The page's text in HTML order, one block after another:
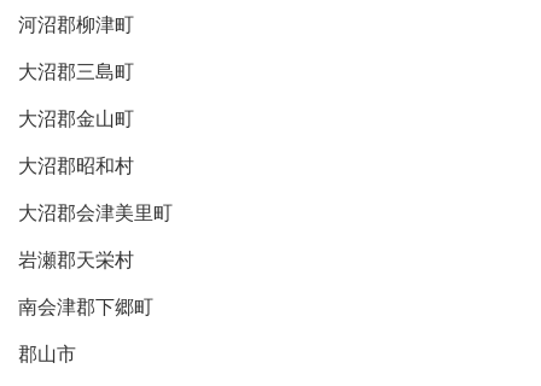
河沼郡柳津町
大沼郡三島町
大沼郡金山町
大沼郡昭和村
大沼郡会津美里町
岩瀬郡天栄村
南会津郡下郷町
郡山市